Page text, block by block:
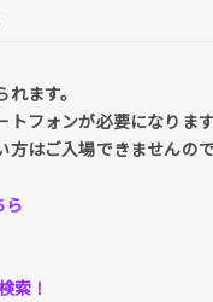
ます。
フォンが必要になります
はご入場できませんの
ら
索！